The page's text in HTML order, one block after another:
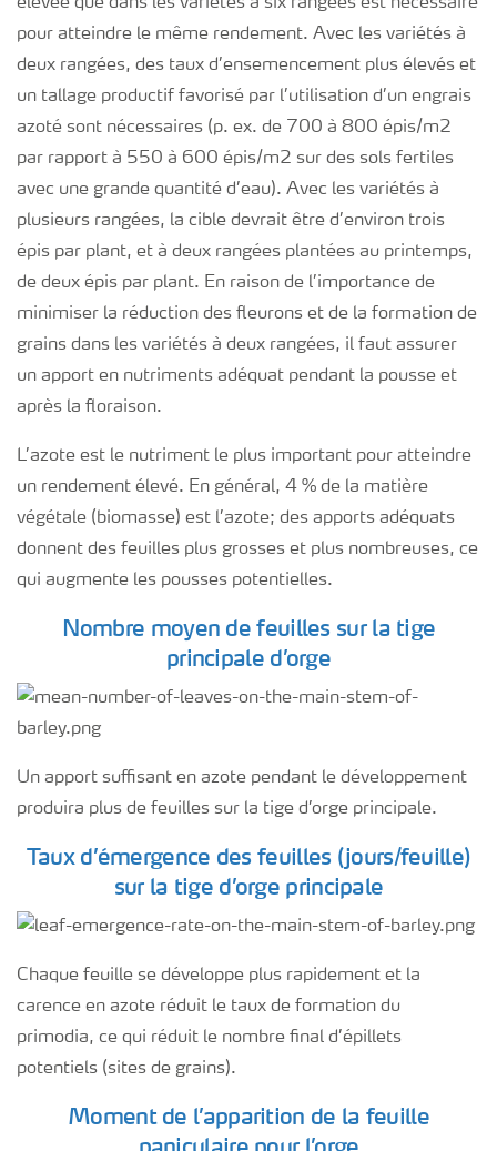
pour atteindre le même rendement. Avec les variétés à
deux rangées, des taux d’ensemencement plus élevés et
un tallage productif favorisé par l’utilisation d’un engrais
azoté sont nécessaires (p. ex. de 700 à 800 épis/m2
par rapport à 550 à 600 épis/m2 sur des sols fertiles
avec une grande quantité d’eau). Avec les variétés à
plusieurs rangées, la cible devrait être d’environ trois
épis par plant, et à deux rangées plantées au printemps,
de deux épis par plant. En raison de l’importance de
minimiser la réduction des fleurons et de la formation de
grains dans les variétés à deux rangées, il faut assurer
un apport en nutriments adéquat pendant la pousse et
après la floraison.
L’azote est le nutriment le plus important pour atteindre
un rendement élevé. En général, 4 % de la matière
végétale (biomasse) est l’azote; des apports adéquats
donnent des feuilles plus grosses et plus nombreuses, ce
qui augmente les pousses potentielles.
Nombre moyen de feuilles sur la tige
principale d’orge
Un apport suffisant en azote pendant le développement
produira plus de feuilles sur la tige d’orge principale.
Taux d’émergence des feuilles (jours/feuille)
sur la tige d’orge principale
Chaque feuille se développe plus rapidement et la
carence en azote réduit le taux de formation du
primodia, ce qui réduit le nombre final d’épillets
potentiels (sites de grains).
Moment de l’apparition de la feuille